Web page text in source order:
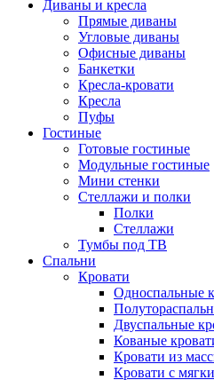
Диваны и кресла
Прямые диваны
Угловые диваны
Офисные диваны
Банкетки
Кресла-кровати
Кресла
Пуфы
Гостиные
Готовые гостиные
Модульные гостиные
Мини стенки
Стеллажи и полки
Полки
Стеллажи
Тумбы под ТВ
Спальни
Кровати
Односпальные
Двуспальные
Кованые
Кровати из
Кровати с